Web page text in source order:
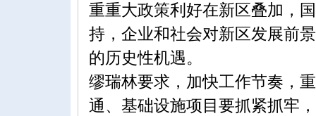
重重大政策利好在新区叠加，
持，企业和社会对新区发展前
的历史性机遇。
缪瑞林要求，加快工作节奏，
通、基础设施项目要抓紧抓牢